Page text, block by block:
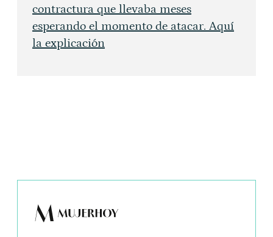
contractura que llevaba meses
esperando el momento de atacar. Aquí
la explicación